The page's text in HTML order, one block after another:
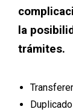
la
trámites.